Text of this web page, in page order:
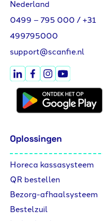
Nederland
0499 – 795 000 /+31
499795000
support@scanfie.nl
Oplossingen
Horeca kassasysteem
QR bestellen
Bezorg-afhaalsysteem
Bestelzuil